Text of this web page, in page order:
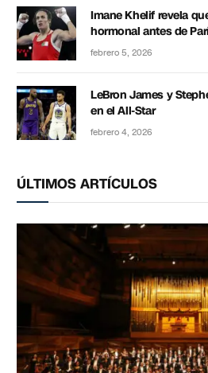
Imane Khelif revela
hormonal antes de
febrero 5, 2026
LeBron James y
en el All-Star
febrero 4, 2026
ÚLTIMOS ARTÍCULOS